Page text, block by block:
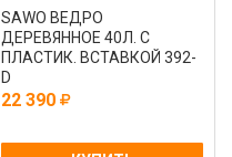
SAWO ВЕДРО
ДЕРЕВЯННОЕ 40Л. С
ПЛАСТИК. ВСТАВКОЙ 392-
D
22 390